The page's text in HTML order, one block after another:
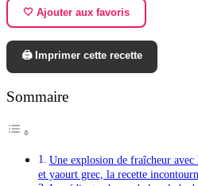
🤍 Ajouter aux favoris
🖨️ Imprimer cette recette
Sommaire
Une explosion de fraîcheur avec
et yaourt grec, la recette